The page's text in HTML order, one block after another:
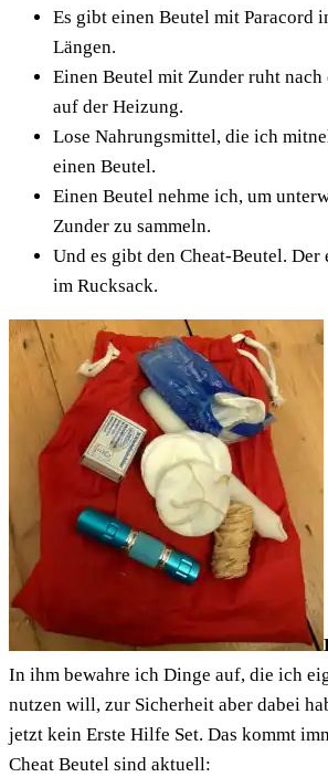
Es gibt einen Beutel mit Paracord
Längen.
Einen Beutel mit Zunder ruht
auf der Heizung.
Lose Nahrungsmittel, die ich
einen Beutel.
Einen Beutel nehme ich, um
Zunder zu sammeln.
Und es gibt den Cheat-Beutel.
im Rucksack.
In ihm bewahre ich Dinge auf, die ich
nutzen will, zur Sicherheit aber dabei
jetzt kein Erste Hilfe Set. Das kommt
Cheat Beutel sind aktuell: